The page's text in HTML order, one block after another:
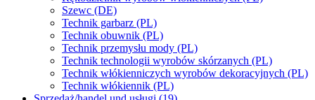
Szewc (DE)
Technik garbarz (PL)
Technik obuwnik (PL)
Technik przemysłu mody (PL)
Technik technologii wyrobów skórzanych (PL)
Technik włókienniczych wyrobów dekoracyjnych (PL)
Technik włókiennik (PL)